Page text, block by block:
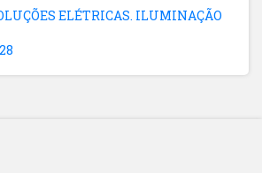
ELÉTRICAS. ILUMINAÇÃO